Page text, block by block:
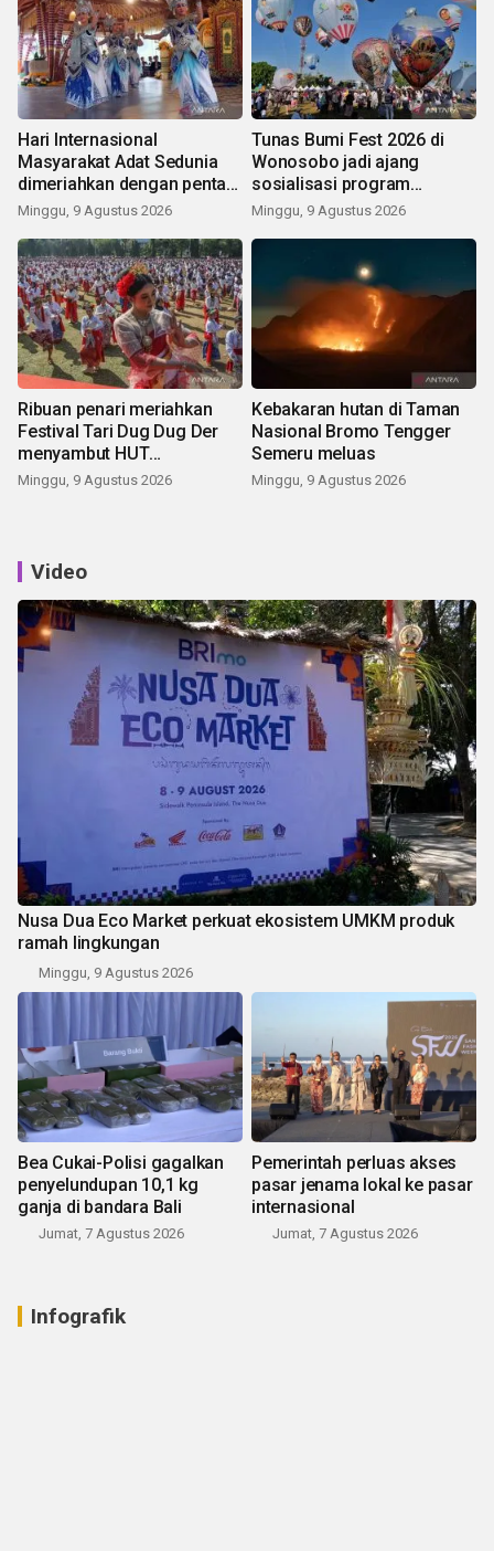
Hari Internasional
Masyarakat Adat Sedunia
dimeriahkan dengan pentas
seni budaya Bali
Minggu, 9 Agustus 2026
Tunas Bumi Fest 2026 di
Wonosobo jadi ajang
sosialisasi program
pemerintah lewat balon
Minggu, 9 Agustus 2026
Ribuan penari meriahkan
Festival Tari Dug Dug Der
menyambut HUT
Kemerdekaan
Minggu, 9 Agustus 2026
Kebakaran hutan di Taman
Nasional Bromo Tengger
Semeru meluas
Minggu, 9 Agustus 2026
Video
Nusa Dua Eco Market perkuat ekosistem UMKM produk
ramah lingkungan
Minggu, 9 Agustus 2026
Bea Cukai-Polisi gagalkan
penyelundupan 10,1 kg
ganja di bandara Bali
Jumat, 7 Agustus 2026
Pemerintah perluas akses
pasar jenama lokal ke pasar
internasional
Jumat, 7 Agustus 2026
Infografik